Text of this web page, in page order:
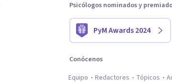
Psicólogos nominados y
PyM Awards 2024
Conócenos
Equipo
Redactores Tópicos